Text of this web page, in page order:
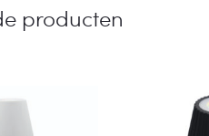
producten